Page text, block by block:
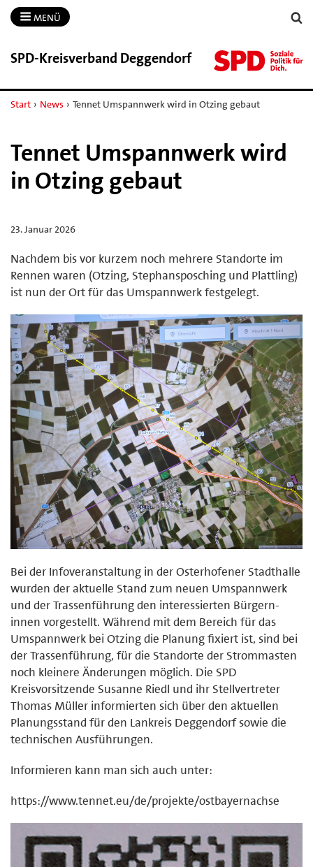
MENÜ
SPD-​Kreisverband Deggendorf
Start › News › Tennet Umspannwerk wird in Otzing gebaut
Tennet Umspannwerk wird
in Otzing gebaut
23. Januar 2026
Nachdem bis vor kurzem noch mehrere Standorte im
Rennen waren (Otzing, Stephansposching und Plattling)
ist nun der Ort für das Umspannwerk festgelegt.
Bei der Infoveranstaltung in der Osterhofener Stadthalle
wurden der aktuelle Stand zum neuen Umspannwerk
und der Trassenführung den interessierten Bürgern-
innen vorgestellt. Während mit dem Bereich für das
Umspannwerk bei Otzing die Planung fixiert ist, sind bei
der Trassenführung, für die Standorte der Strommasten
noch kleinere Änderungen möglich. Die SPD
Kreisvorsitzende Susanne Riedl und ihr Stellvertreter
Thomas Müller informierten sich über den aktuellen
Planungsstand für den Lankreis Deggendorf sowie die
technischen Ausführungen.
Informieren kann man sich auch unter:
https://www.tennet.eu/de/projekte/ostbayernachse